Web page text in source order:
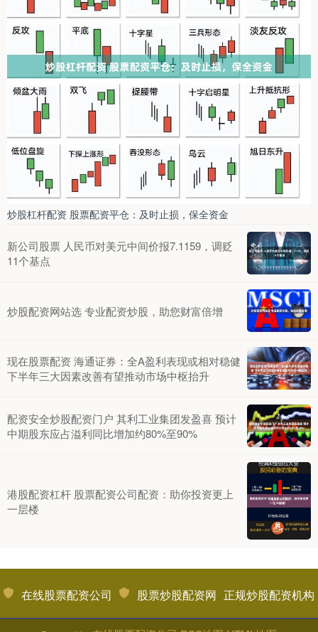
炒股杠杆配资 股票配资平仓：及时止损，保全资金
新公司股票 人民币对美元中间价报7.1159，调贬
11个基点
炒股配资网站选 专业配资炒股，助您财富倍增
现在股票配资 海通证券：全A盈利表现或相对稳健
下半年三大因素改善有望推动市场中枢抬升
配资安全炒股配资门户 其利工业集团发盈喜 预计
中期股东应占溢利同比增加约80%至90%
港股配资杠杆 股票配资公司配资：助你投资更上
一层楼
在线股票配资公司 股票炒股配资网 正规炒股配资机构